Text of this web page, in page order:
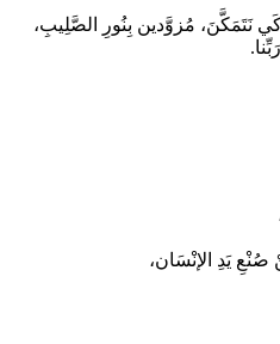
نَتَمَكَّنَ، مُزوَّدين بِنُورِ الصَّلِيبِ،
يَدِ الإنْسَان،